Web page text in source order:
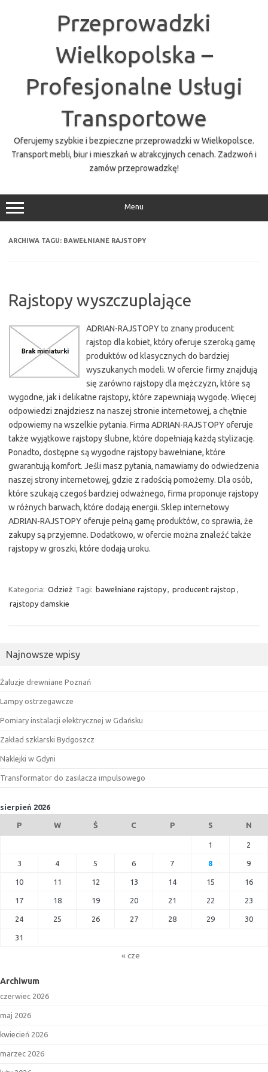
Przeprowadzki
Wielkopolska –
Profesjonalne Usługi
Transportowe
Oferujemy szybkie i bezpieczne przeprowadzki w Wielkopolsce.
Transport mebli, biur i mieszkań w atrakcyjnych cenach. Zadzwoń i
zamów przeprowadzkę!
Menu
ARCHIWA TAGU: BAWEŁNIANE RAJSTOPY
Rajstopy wyszczuplające
ADRIAN-RAJSTOPY to znany producent
rajstop dla kobiet, który oferuje szeroką gamę
produktów od klasycznych do bardziej
wyszukanych modeli. W ofercie firmy znajdują
się zarówno rajstopy dla mężczyzn, które są
wygodne, jak i delikatne rajstopy, które zapewniają wygodę. Więcej
odpowiedzi znajdziesz na naszej stronie internetowej, a chętnie
odpowiemy na wszelkie pytania. Firma ADRIAN-RAJSTOPY oferuje
także wyjątkowe rajstopy ślubne, które dopełniają każdą stylizację.
Ponadto, dostępne są wygodne rajstopy bawełniane, które
gwarantują komfort. Jeśli masz pytania, namawiamy do odwiedzenia
naszej strony internetowej, gdzie z radością pomożemy. Dla osób,
które szukają czegoś bardziej odważnego, firma proponuje rajstopy
w różnych barwach, które dodają energii. Sklep internetowy
ADRIAN-RAJSTOPY oferuje pełną gamę produktów, co sprawia, że
zakupy są przyjemne. Dodatkowo, w ofercie można znaleźć także
rajstopy w groszki, które dodają uroku.
Kategoria: Odzież Tagi: bawełniane rajstopy, producent rajstop ,
rajstopy damskie
Najnowsze wpisy
Żaluzje drewniane Poznań
Lampy ostrzegawcze
Pomiary instalacji elektrycznej w Gdańsku
Zakład szklarski Bydgoszcz
Naklejki w Gdyni
Transformator do zasilacza impulsowego
sierpień 2026
P W Ś C P S N
1 2
3 4 5 6 7 8 9
10 11 12 13 14 15 16
17 18 19 20 21 22 23
24 25 26 27 28 29 30
31
« cze
Archiwum
czerwiec 2026
maj 2026
kwiecień 2026
marzec 2026